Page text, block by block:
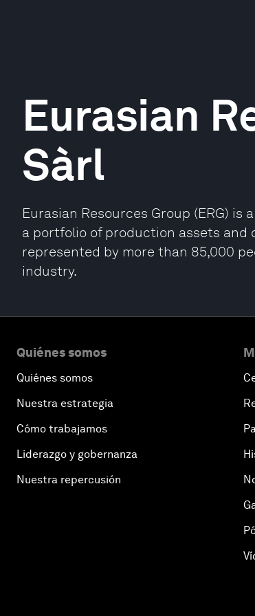
Eurasian
Sàrl
Eurasian Resources Group (ERG)
a portfolio of production assets and
represented by more than 85,000
industry.
Quiénes somos
Quiénes somos
Nuestra estrategia
Cómo trabajamos
Liderazgo y gobernanza
Nuestra repercusión